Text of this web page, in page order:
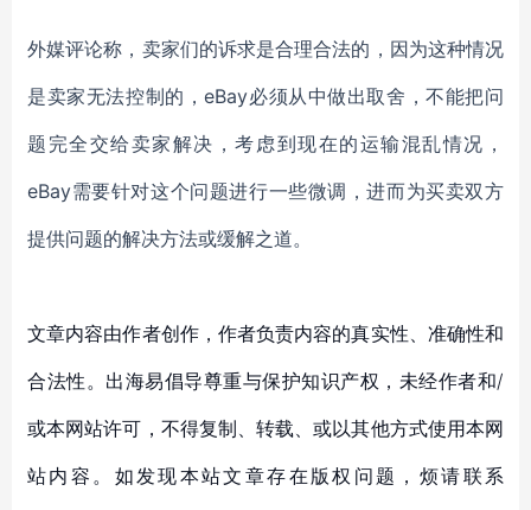
外媒评论称，卖家们的诉求是合理合法的，因为这种情况
是卖家无法控制的，eBay必须从中做出取舍，不能把问
题完全交给卖家解决，考虑到现在的运输混乱情况，
eBay需要针对这个问题进行一些微调，进而为买卖双方
提供问题的解决方法或缓解之道。
文章内容由作者创作，作者负责内容的真实性、准确性和
合法性。出海易倡导尊重与保护知识产权，未经作者和/
或本网站许可，不得复制、转载、或以其他方式使用本网
站内容。如发现本站文章存在版权问题，烦请联系